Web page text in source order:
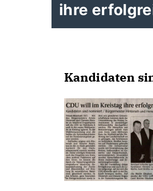
ihre
Kandidaten